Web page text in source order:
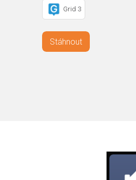
Grid 3
Stáhnout